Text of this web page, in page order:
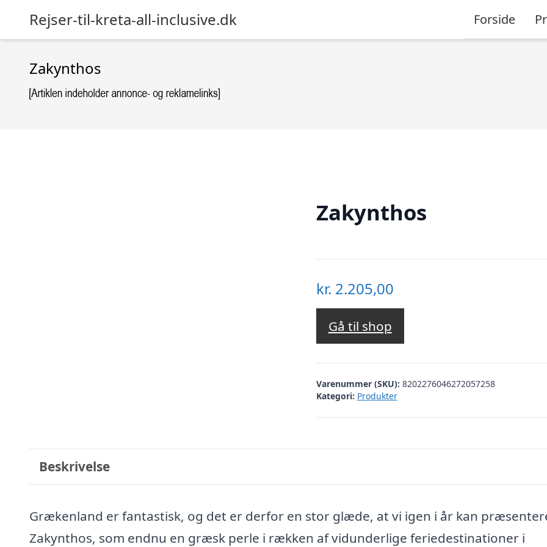
Rejser-til-kreta-all-inclusive.dk Forside
Zakynthos
Zakynthos
kr. 2.205,00
Gå til shop
Varenummer (SKU): 8202276046272057258
Kategori: Produkter
Beskrivelse
Grækenland er fantastisk, og det er derfor en stor glæde, at vi igen i år kan
Zakynthos, som endnu en græsk perle i rækken af vidunderlige feriedestinationer i